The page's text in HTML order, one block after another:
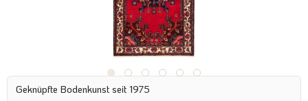
Geknüpfte Bodenkunst seit 1975